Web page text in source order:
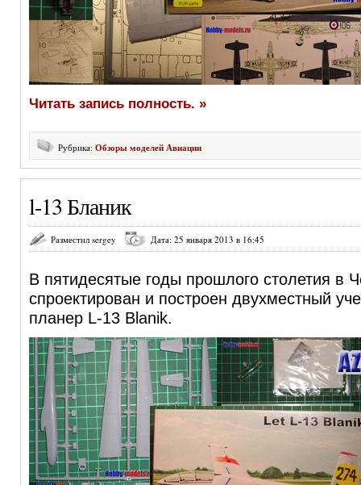
Читать запись полность. »
Рубрика: Обзоры моделей Авиации
l-13 Бланик
Разместил sergey Дата: 25 января 2013 в 16:45
В пятидесятые годы прошлого столетия в
спроектирован и построен двухместный
планер L-13 Blanik.